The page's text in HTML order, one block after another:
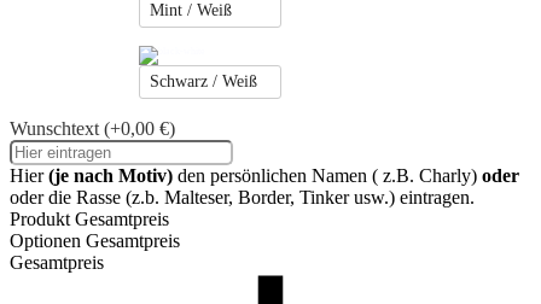
Mint / Weiß
Schwarz / Weiß
Wunschtext (+0,00 €)
Hier(je nach Motiv) den persönlichen Namen ( z.B. Charly) oder
oder die Rasse (z.b. Malteser, Border, Tinker usw.) eintragen.
Produkt Gesamtpreis
Optionen Gesamtpreis
Gesamtpreis